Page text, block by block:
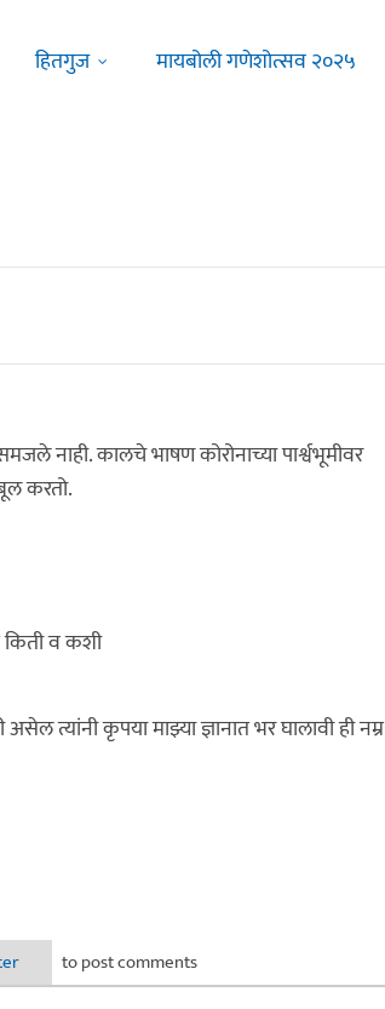
हितगुज मायबोली गणेशोत्सव २०२५
नाही. कालचे भाषण कोरोनाच्या पार्श्वभूमीवर
करतो.
किती व कशी
त्यांनी कृपया माझ्या ज्ञानात भर घालावी ही नम्र
to post comments